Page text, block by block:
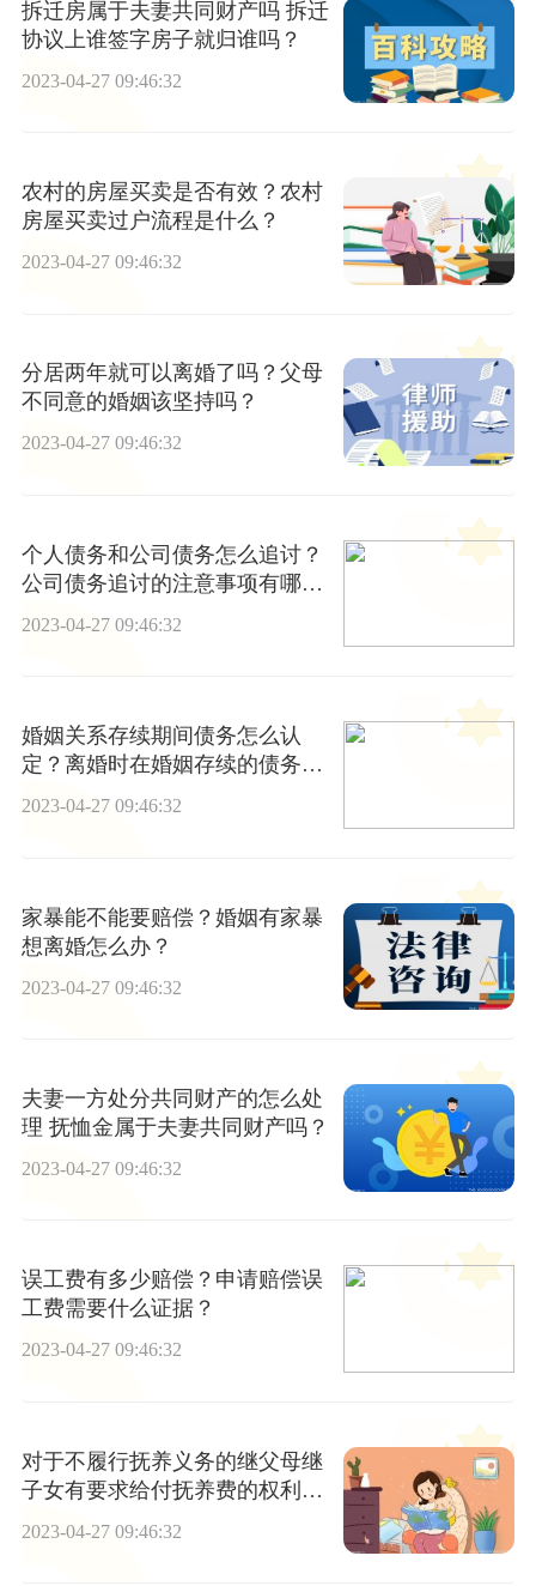
拆迁房属于夫妻共同财产吗 拆迁
协议上谁签字房子就归谁吗？
2023-04-27 09:46:32
农村的房屋买卖是否有效？农村
房屋买卖过户流程是什么？
2023-04-27 09:46:32
分居两年就可以离婚了吗？父母
不同意的婚姻该坚持吗？
2023-04-27 09:46:32
个人债务和公司债务怎么追讨？
公司债务追讨的注意事项有哪
2023-04-27 09:46:32
婚姻关系存续期间债务怎么认
定？离婚时在婚姻存续的债务是
否需承担？
2023-04-27 09:46:32
家暴能不能要赔偿？婚姻有家暴
想离婚怎么办？
2023-04-27 09:46:32
夫妻一方处分共同财产的怎么处
理 抚恤金属于夫妻共同财产吗？
2023-04-27 09:46:32
误工费有多少赔偿？申请赔偿误
工费需要什么证据？
2023-04-27 09:46:32
对于不履行抚养义务的继父母继
子女有要求给付抚养费的权利
2023-04-27 09:46:32